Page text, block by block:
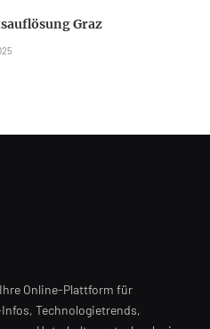
Graz
Online-Plattform für
Technologietrends,